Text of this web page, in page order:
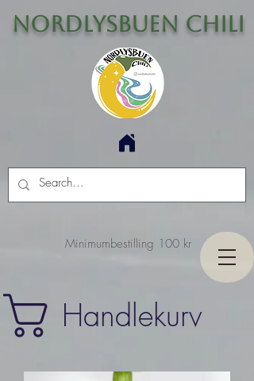
Handlekurv
Minimumbestilling 100 kr
Nordlysbuen Chili